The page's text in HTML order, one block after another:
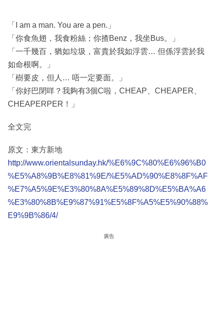
「I am a man. You are a pen.」
「你食魚翅，我食粉絲；你揸Benz，我坐Bus。」
「一千幾百，猶如垃圾，富貴於我如浮雲… 但係浮雲於我
如命根啊。」
「樹要皮，但人… 唔一定要面。」
「你好巴閉咩？我夠有3個C啦，CHEAP、CHEAPER、
CHEAPERPER！」
全文完
原文：東方新地
http://www.orientalsunday.hk/%E6%9C%80%E6%96%B0
%E5%A8%9B%E8%81%9E/%E5%AD%90%E8%8F%AF
%E7%A5%9E%E3%80%8A%E5%89%8D%E5%BA%A6
%E3%80%8B%E9%87%91%E5%8F%A5%E5%90%88%
E9%9B%86/4/
廣告